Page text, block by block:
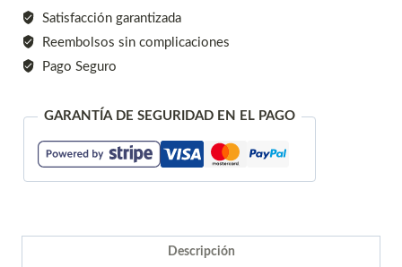
7Litros
cantidad
Satisfacción garantizada
Reembolsos sin complicaciones
Pago Seguro
GARANTÍA DE SEGURIDAD EN EL PAGO
Descripción